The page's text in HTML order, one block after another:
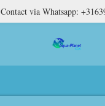
Contact via Whatsapp: